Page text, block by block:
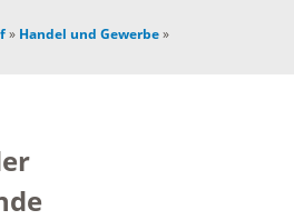
» Handel und Gewerbe»